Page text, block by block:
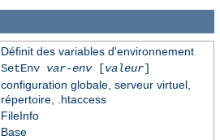
Définit des variables d'environnement
SetEnv var-env[valeur]
configuration globale, serveur virtuel,
répertoire, .htaccess
FileInfo
Base